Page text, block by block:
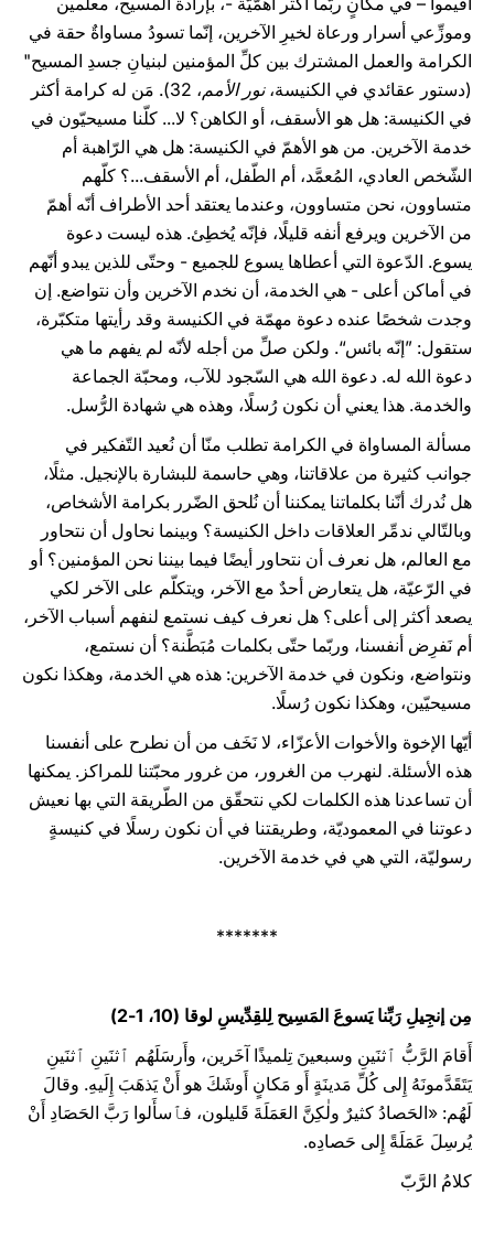
وموزِّعي أسرار ورعاة لخيرِ الآخرين، إنّما تسودُ مساواةٌ حقة في
الكرامة والعمل المشترك بين كلِّ المؤمنين لبنيانِ جسدِ المسيح"
(دستور عقائدي في الكنيسة،نور الأمم
، 32). مَن له كرامة أكثر
في الكنيسة: هل هو الأسقف، أو الكاهن؟ لا... كلّنا مسيحيّون في
خدمة الآخرين. من هو الأهمّ في الكنيسة: هل هي الرّاهبة أم
الشّخص العادي، المُعمَّد، أم الطّفل، أم الأسقف...؟ كلّهم
متساوون، نحن متساوون، وعندما يعتقد أحد الأطراف أنّه أهمّ
من الآخرين ويرفع أنفه قليلًا، فإنّه يُخطِئ. هذه ليست دعوة
يسوع. الدّعوة التي أعطاها يسوع للجميع - وحتّى للذين يبدو أنّهم
في أماكن أعلى - هي الخدمة، أن نخدم الآخرين وأن نتواضع. إن
وجدت شخصًا عنده دعوة مهمّة في الكنيسة وقد رأيتها متكبّرة،
ستقول: ”إنّه بائس“. ولكن صلِّ من أجله لأنّه لم يفهم ما هي
دعوة الله له. دعوة الله هي السّجود للآب، ومحبّة الجماعة
والخدمة. هذا يعني أن نكون رُسلًا، وهذه هي شهادة الرُّسل.
مسألة المساواة في الكرامة تطلب منّا أن نُعيد التّفكير في
جوانب كثيرة من علاقاتنا، وهي حاسمة للبشارة بالإنجيل. مثلًا،
هل نُدرك أنّنا بكلماتنا يمكننا أن نُلحق الضّرر بكرامة الأشخاص،
وبالتّالي ندمِّر العلاقات داخل الكنيسة؟ وبينما نحاول أن نتحاور
مع العالم، هل نعرف أن نتحاور أيضًا فيما بيننا نحن المؤمنين؟ أو
في الرّعيّة، هل يتعارض أحدٌ مع الآخر، ويتكلّم على الآخر لكي
يصعد أكثر إلى أعلى؟ هل نعرف كيف نستمع لنفهم أسباب الآخر،
أم نَفرِض أنفسنا، وربّما حتّى بكلمات مُبَطَّنة؟ أن نستمع،
ونتواضع، ونكون في خدمة الآخرين: هذه هي الخدمة، وهكذا نكون
مسيحيّين، وهكذا نكون رُسلًا.
أيّها الإخوة والأخوات الأعزّاء، لا نَخَف من أن نطرح على أنفسنا
هذه الأسئلة. لنهرب من الغرور، من غرور محبّتنا للمراكز. يمكنها
أن تساعدنا هذه الكلمات لكي نتحقّق من الطّريقة التي بها نعيش
دعوتنا في المعموديّة، وطريقتنا في أن نكون رسلًا في كنيسةٍ
رسوليّة، التي هي في خدمة الآخرين.
*******
مِن إنجِيلِ رَبِّنا يَسوعَ المَسِيح لِلقِدِّيسِ لوقا (10، 1-2)
أَقامَ الرَّبُّ ٱثنَينِ وسبعينَ تِلميذًا آخَرين، وأَرسَلَهُم ٱثنَينِ ٱثنَينِ
يَتَقَدَّمونَهُ إِلى كُلِّ مَدينَةٍ أَو مَكانٍ أَوشَكَ هو أَنْ يَذهَبَ إِلَيهِ. وقالَ
لَهُم: «الحَصادُ كثيرٌ ولٰكِنَّ العَمَلَةَ قَليلون، فٱسأَلوا رَبَّ الحَصَادِ أَنْ
يُرسِلَ عَمَلَةً إِلى حَصادِه.
كلامُ الرَّبّ